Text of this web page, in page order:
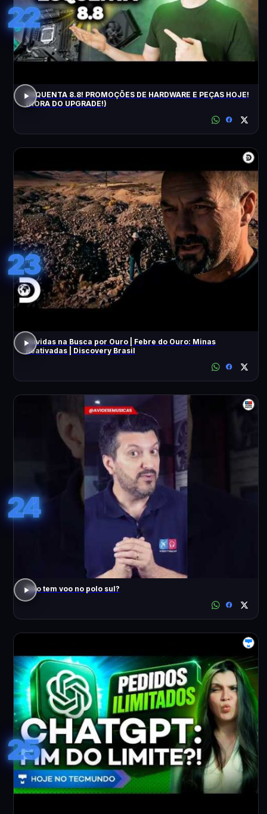
22
ESQUENTA 8.8! PROMOÇÕES DE HARDWARE E PEÇAS HOJE!
(HORA DO UPGRADE!)
23
Dúvidas na Busca por Ouro | Febre do Ouro: Minas
Reativadas | Discovery Brasil
24
Não tem voo no polo sul?
25